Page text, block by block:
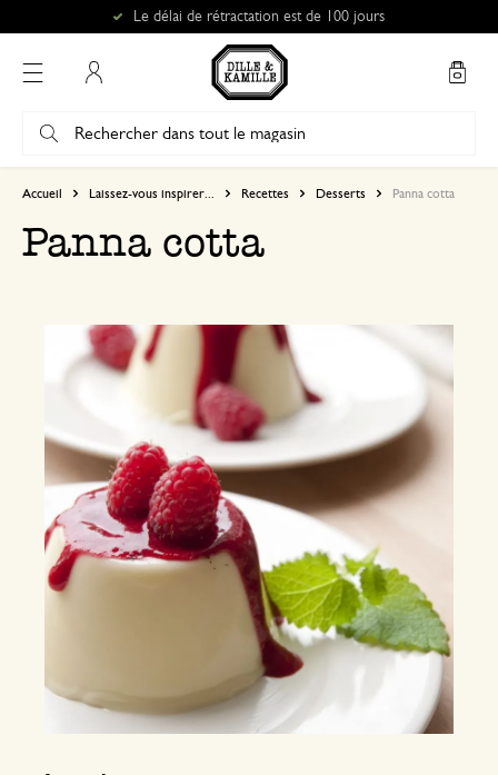
Le délai de rétractation est de 100 jours
Accueil Laissez-vous inspirer... Recettes Desserts Panna cotta
Panna cotta